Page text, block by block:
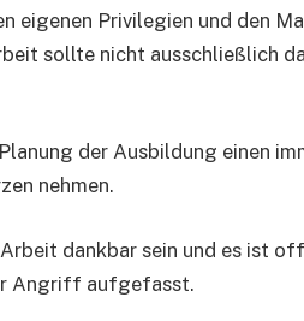
eigenen Privilegien und den
sollte nicht ausschließlich
der Ausbildung einen
nehmen.
dankbar sein und es ist
Angriff aufgefasst.